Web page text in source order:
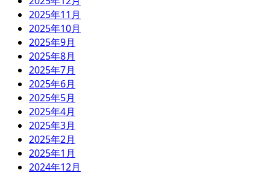
2025年11月
2025年10月
2025年9月
2025年8月
2025年7月
2025年6月
2025年5月
2025年4月
2025年3月
2025年2月
2025年1月
2024年12月